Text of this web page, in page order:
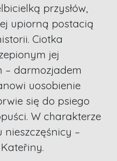
przysłów,
upiorną postacią
Ciotka
jej
– darmozjadem
uosobienie
się do psiego
W charakterze
–